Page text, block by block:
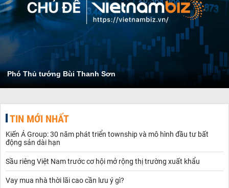
Phó Thủ tướng Bùi Thanh Sơn
TIN MỚI NHẤT
Kiến Á Group: 30 năm phát triển township và mô hình đầu tư bất
động sản dài hạn
Sầu riêng Việt Nam trước cơ hội mở rộng thị trường xuất khẩu
Vay mua nhà thời lãi cao cần lưu ý gì?